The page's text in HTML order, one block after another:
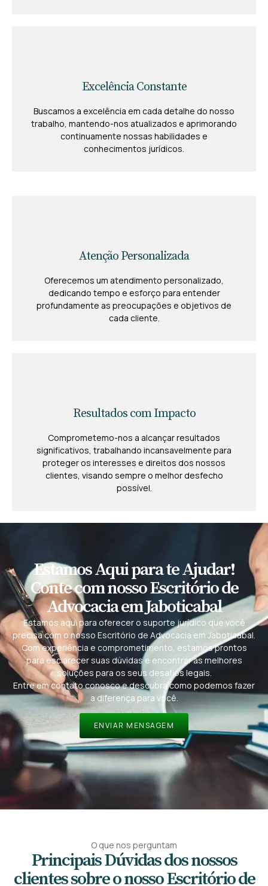
Excelência Constante
Buscamos a excelência em cada detalhe do nosso
trabalho, mantendo-nos atualizados e aprimorando
continuamente nossas habilidades e
conhecimentos jurídicos.
Atenção Personalizada
Oferecemos um atendimento personalizado,
dedicando tempo e esforço para entender
profundamente as preocupações e objetivos de
cada cliente.
Resultados com Impacto
Comprometemo-nos a alcançar resultados
significativos, trabalhando incansavelmente para
proteger os interesses e direitos dos nossos
clientes, visando sempre o melhor desfecho
possível.
Estamos Aqui para te Ajudar!
Conte com nosso Escritório de
Advocacia em Jaboticabal
Estamos aqui para oferecer o suporte jurídico que você
precisa com o nosso Escritório de Advocacia em Jaboticabal.
Com experiência e comprometimento, estamos prontos
para esclarecer suas dúvidas e encontrar as melhores
soluções para os seus desafios legais.
Entre em contato conosco e descubra como podemos fazer
a diferença para você.
ENVIAR MENSAGEM
O que nos perguntam
Principais Dúvidas dos nossos
clientes sobre o nosso Escritório de